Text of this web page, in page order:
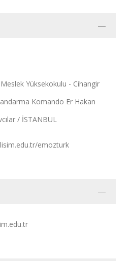
Yüksekokulu - Cihangir
Komando Er Hakan
/ İSTANBUL
emozturk